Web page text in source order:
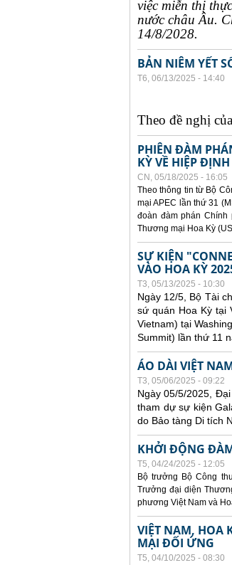
việc miễn thị
nước châu Âu.
14/8/2028.
BẢN NIÊM YẾT
T6, 06/13/2025 - 14:40
Theo đề nghị
PHIÊN ĐÀM
KỲ VỀ HIỆP
CN, 05/18/2025 - 16:05
Theo thông tin từ Bộ
mại APEC lần thứ 31
đoàn đàm phán
Thương mại Hoa Kỳ
SỰ KIỆN
VÀO HOA KỲ
T3, 05/13/2025 - 10:30
Ngày 12/5, Bộ Tài
sứ quán Hoa Kỳ tại
Vietnam) tại
Summit) lần thứ 11
ÁO DÀI VIỆT
T3, 05/06/2025 - 09:22
Ngày 05/5/2025,
tham dự sự kiện
do Bảo tàng Di tích
KHỞI ĐỘNG
T5, 04/24/2025 - 12:05
Bộ trưởng Bộ Công
Trưởng đại diện
phương Việt Nam và
VIỆT NAM, HOA
MẠI ĐỐI ỨNG
T5, 04/10/2025 - 08:30